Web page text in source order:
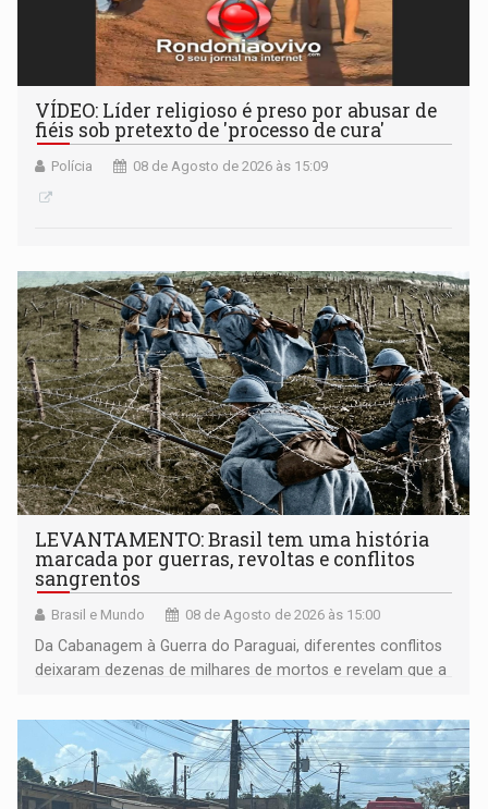
VÍDEO: Líder religioso é preso por abusar de
fiéis sob pretexto de 'processo de cura'
Polícia 08 de Agosto de 2026 às 15:09
LEVANTAMENTO: Brasil tem uma história
marcada por guerras, revoltas e conflitos
sangrentos
Brasil e Mundo 08 de Agosto de 2026 às 15:00
Da Cabanagem à Guerra do Paraguai, diferentes conflitos
deixaram dezenas de milhares de mortos e revelam que a
territoriais e sociais